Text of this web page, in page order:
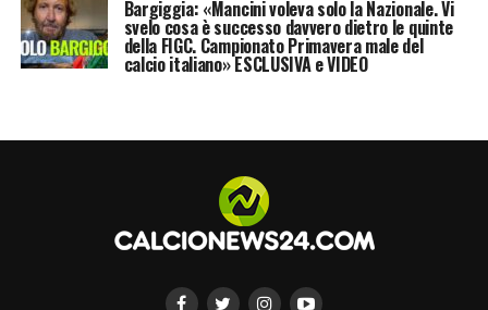
Bargiggia: «Mancini voleva solo la Nazionale. Vi
svelo cosa è successo davvero dietro le quinte
della FIGC. Campionato Primavera male del
calcio italiano» ESCLUSIVA e VIDEO